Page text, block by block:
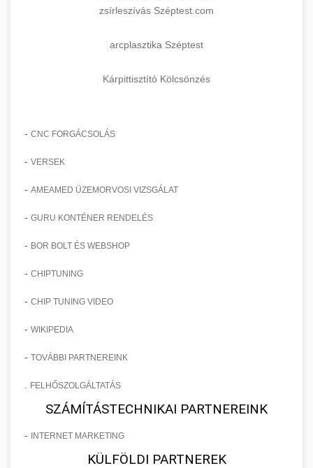
zsírleszívás Széptest.com
arcplasztika Széptest
Kárpittisztító Kölcsönzés
- CNC FORGÁCSOLÁS
- VERSEK
- AMEAMED ÜZEMORVOSI VIZSGÁLAT
- GURU KONTÉNER RENDELÉS
- BOR BOLT ÉS WEBSHOP
- CHIPTUNING
- CHIP TUNING VIDEO
- WIKIPEDIA
- TOVÁBBI PARTNEREINK
FELHŐSZOLGÁLTATÁS
SZÁMÍTÁSTECHNIKAI PARTNEREINK
- INTERNET MARKETING
KÜLFÖLDI PARTNEREK